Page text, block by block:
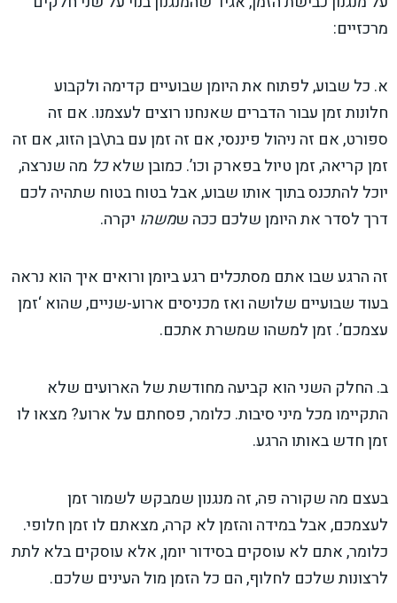
מרכזיים:
א. כל שבוע, לפתוח את היומן שבועיים קדימה ולקבוע
חלונות זמן עבור הדברים שאנחנו רוצים לעצמנו. אם זה
ספורט, אם זה ניהול פיננסי, אם זה זמן עם בת\בן הזוג, אם זה
זמן קריאה, זמן טיול בפארק וכו’. כמובן שלאכל מה שנרצה,
יוכל להתכנס בתוך אותו שבוע, אבל בטוח בטוח שתהיה לכם
דרך לסדר את היומן שלכם ככה שמשהו יקרה.
זה הרגע שבו אתם מסתכלים רגע ביומן ורואים איך הוא נראה
בעוד שבועיים שלושה ואז מכניסים ארוע-שניים, שהוא ‘זמן
עצמכם’. זמן למשהו שמשרת אתכם.
ב. החלק השני הוא קביעה מחודשת של הארועים שלא
התקיימו מכל מיני סיבות. כלומר, פסחתם על ארוע? מצאו לו
זמן חדש באותו הרגע.
בעצם מה שקורה פה, זה מנגנון שמבקש לשמור זמן
לעצמכם, אבל במידה והזמן לא קרה, מצאתם לו זמן חלופי.
כלומר, אתם לא עוסקים בסידור יומן, אלא עוסקים בלא לתת
לרצונות שלכם לחלוף, הם כל הזמן מול העינים שלכם.